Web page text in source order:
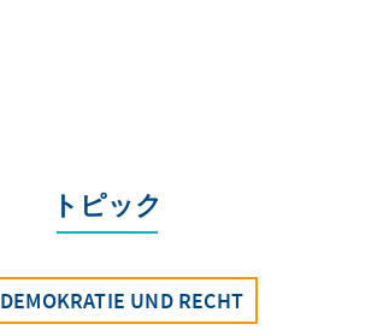
トピック
DEMOKRATIE UND RECHT